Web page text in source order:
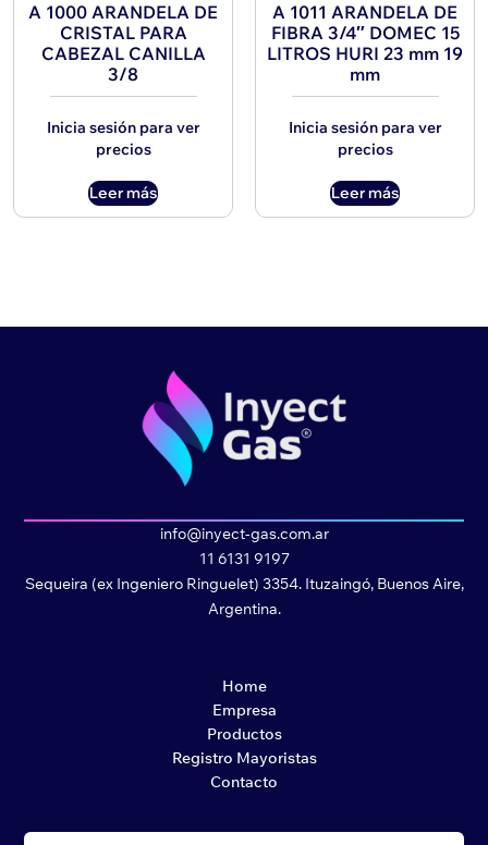
A 1000 ARANDELA DE
CRISTAL PARA
CABEZAL CANILLA
3/8
Inicia sesión para ver
precios
Leer más
A 1011 ARANDELA DE
FIBRA 3/4″ DOMEC 15
LITROS HURI 23 mm 19
mm
Inicia sesión para ver
precios
Leer más
info@inyect-gas.com.ar
11 6131 9197
Sequeira (ex Ingeniero Ringuelet) 3354. Ituzaingó, Buenos Aire,
Argentina.
Home
Empresa
Productos
Registro Mayoristas
Contacto